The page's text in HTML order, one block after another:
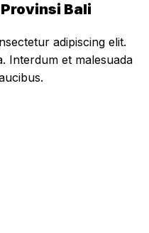
Bali
adipiscing elit.
Interdum et malesuada